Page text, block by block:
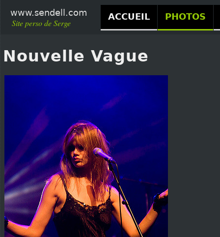
Nouvelle Vague
www.sendell.com ACCUEIL PHOTOS
Site perso de Serge